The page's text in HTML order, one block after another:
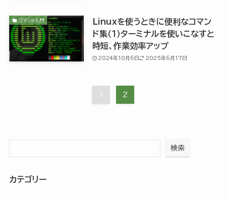
コマンド入門
Linuxを使うときに便利なコマン
ド集（１）ターミナルを使いこなすと
時短、作業効率アップ
2024年10月6日 2025年6月17日
1 2
検索
カテゴリー